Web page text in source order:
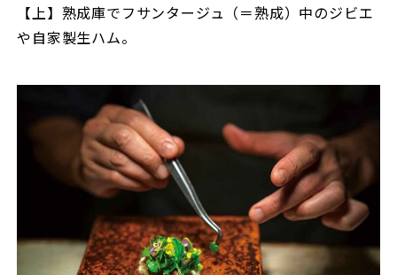
【上】熟成庫でフサンタージュ（＝熟成）中のジビエ
や自家製生ハム。